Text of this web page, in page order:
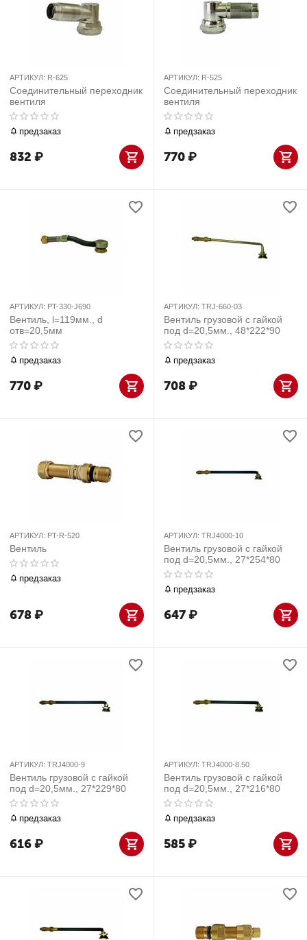
АРТИКУЛ: R-625
Соединительный переходник
вентиля
предзаказ
832 ₽
АРТИКУЛ: R-525
Соединительный переходник
вентиля
предзаказ
770₽
АРТИКУЛ: PT-330-J690
Вентиль, l=119мм., d
отв=20,5мм
предзаказ
770₽
АРТИКУЛ: TRJ-660-03
Вентиль грузовой с гайкой
под d=20,5мм., 48*222*90
предзаказ
708₽
АРТИКУЛ: PT-R-520
Вентиль
предзаказ
678₽
АРТИКУЛ: TRJ4000-10
Вентиль грузовой с гайкой
под d=20,5мм., 27*254*80
предзаказ
647₽
АРТИКУЛ: TRJ4000-9
Вентиль грузовой с гайкой
под d=20,5мм., 27*229*80
предзаказ
616₽
АРТИКУЛ: TRJ4000-8.50
Вентиль грузовой с гайкой
под d=20,5мм., 27*216*80
предзаказ
585₽